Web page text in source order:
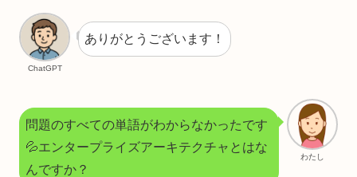
ChatGPT
ありがとうございます！
わたし
問題のすべての単語がわからなかったです
💦エンタープライズアーキテクチャとはな
んですか？